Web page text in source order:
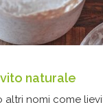
naturale
altri nomi come